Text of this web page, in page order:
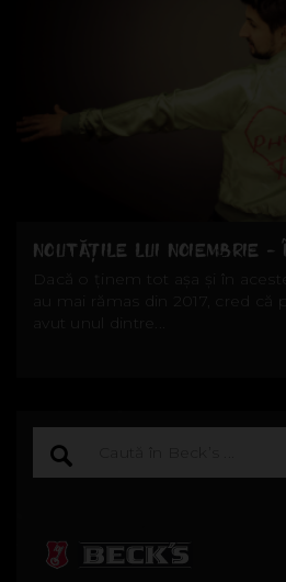
NOUTĂȚILE LUI NOIEMBRIE -
Dacă o ținem tot așa și în
au mai rămas din 2017, cred că
avut unul dintre...